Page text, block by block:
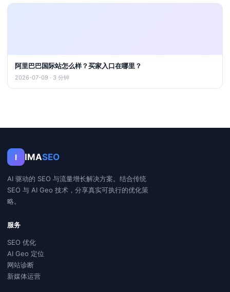
阿里巴巴国际站怎么样？买家入口在哪里？
2026-07-09 · 3 分钟
I IMASEO
AI 驱动的 SEO 与流量增长解决方案。结合传统
SEO 与 AI Geo 技术，分享真实可执行的优化策
略。
服务
SEO 优化
AI Geo 定位
网站诊断
新媒体运营